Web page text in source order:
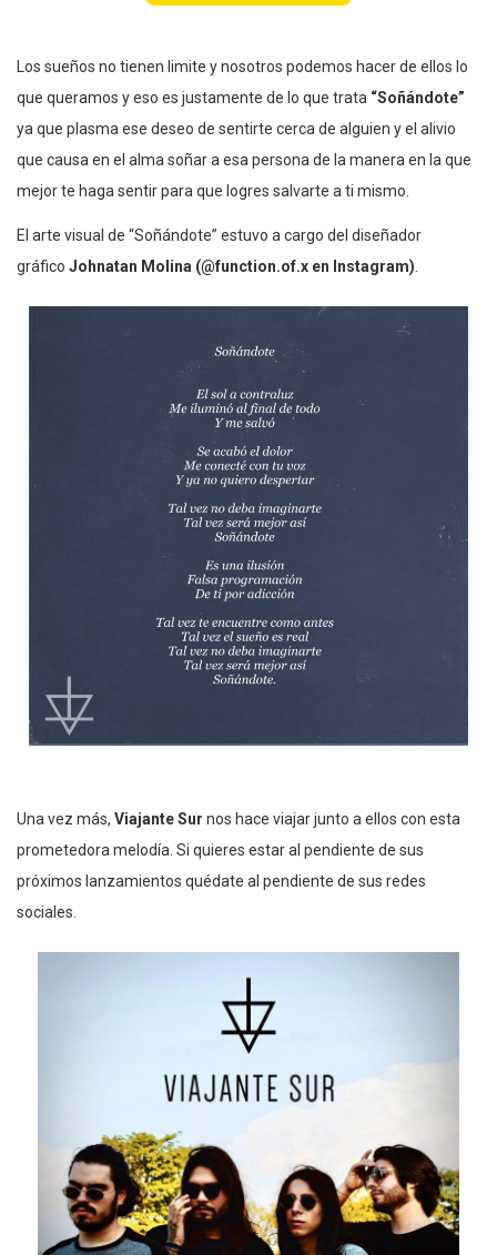
Los sueños no tienen limite y nosotros podemos hacer de ellos lo
que queramos y eso es justamente de lo que trata “Soñándote”
ya que plasma ese deseo de sentirte cerca de alguien y el alivio
que causa en el alma soñar a esa persona de la manera en la que
mejor te haga sentir para que logres salvarte a ti mismo.
El arte visual de “Soñándote” estuvo a cargo del diseñador
gráfico Johnatan Molina (@function.of.x en Instagram)
Una vez más, Viajante Sur nos hace viajar junto a ellos con esta
prometedora melodía. Si quieres estar al pendiente de sus
próximos lanzamientos quédate al pendiente de sus redes
sociales.